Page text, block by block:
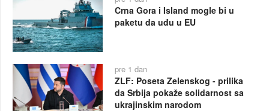
Crna Gora i Island mogle bi u
paketu da uđu u EU
pre 1 dan
ZLF: Poseta Zelenskog - prilika
da Srbija pokaže solidarnost sa
ukrajinskim narodom